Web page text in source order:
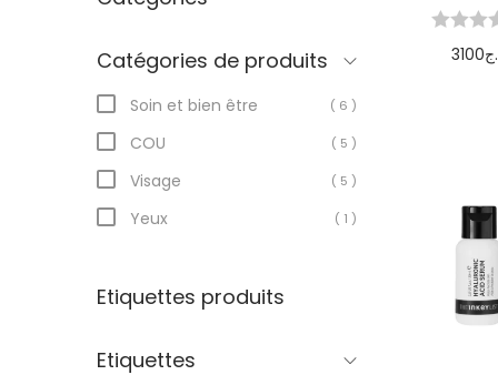
3100
Catégories de produits
Soin et bien être ( 6 )
COU ( 5 )
Visage ( 5 )
Yeux ( 1 )
Etiquettes produits
Etiquettes